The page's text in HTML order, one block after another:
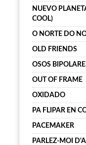
NUEVO
COOL)
O NORTE DO
OLD FRIENDS
OSOS
OUT OF FRAME
OXIDADO
PA FLIPAR EN
PACEMAKER
PARLEZ-MOI